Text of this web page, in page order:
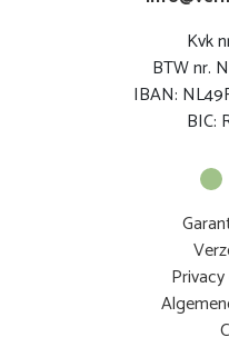
Kvk
BTW nr.
IBAN:
BIC: